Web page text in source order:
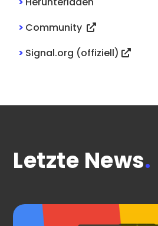
> Community
> Signal.org (offiziell)
Letzte News.